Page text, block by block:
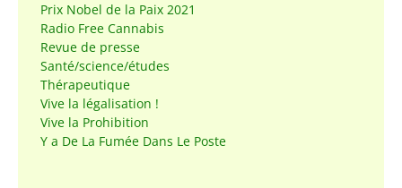
Prix Nobel de la Paix 2021
Radio Free Cannabis
Revue de presse
Santé/science/études
Thérapeutique
Vive la légalisation !
Vive la Prohibition
Y a De La Fumée Dans Le Poste